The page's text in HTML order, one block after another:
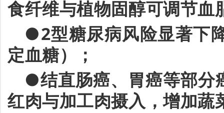
食纤维与植物固醇可调节血
●2型糖尿病风险显著下
定血糖）；
●结直肠癌、胃癌等部分
红肉与加工肉摄入，增加蔬